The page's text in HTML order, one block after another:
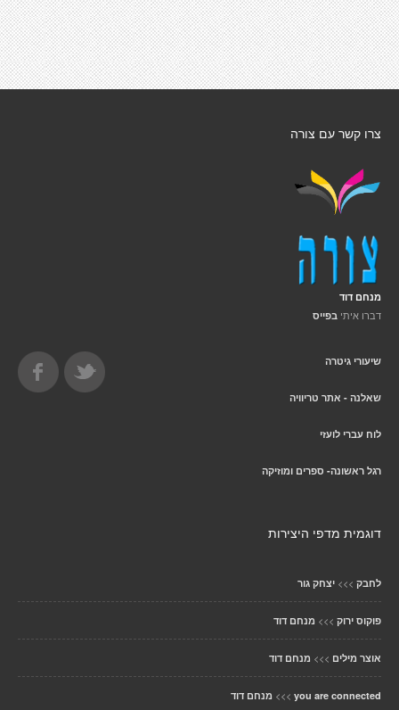
צרו קשר עם צורה
מנחם דוד
דברו איתי בפייס
שיעורי גיטרה
שאלנה - אתר טריוויה
לוח עברי לועזי
רגל ראשונה- ספרים ומוזיקה
דוגמית מדפי היצירות
לחבק >>> יצחק גור
פוקוס ירוק >>> מנחם דוד
אוצר מילים >>> מנחם דוד
you are connected
>>> מנחם דוד